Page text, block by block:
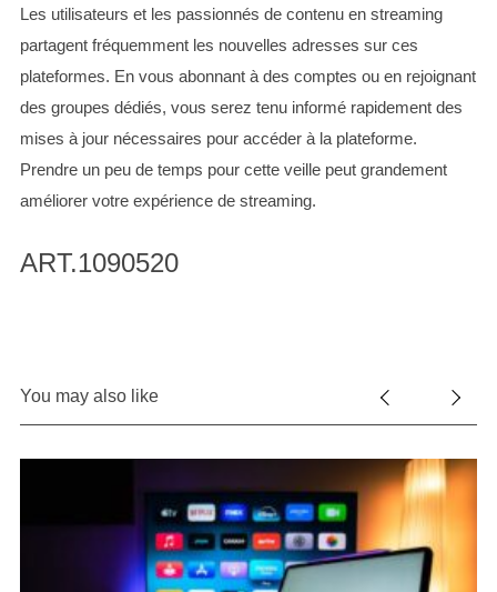
Les utilisateurs et les passionnés de contenu en streaming
partagent fréquemment les nouvelles adresses sur ces
plateformes. En vous abonnant à des comptes ou en rejoignant
des groupes dédiés, vous serez tenu informé rapidement des
mises à jour nécessaires pour accéder à la plateforme.
Prendre un peu de temps pour cette veille peut grandement
améliorer votre expérience de streaming.
ART.1090520
You may also like